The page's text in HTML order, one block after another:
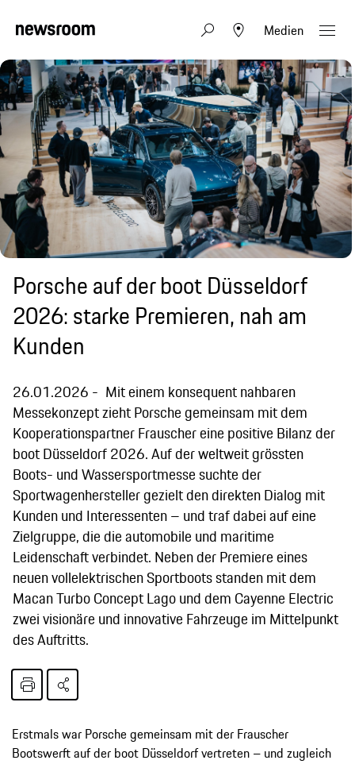
Medien
Porsche auf der boot Düsseldorf
2026: starke Premieren, nah am
Kunden
26.01.2026
Mit einem konsequent nahbaren
Messekonzept zieht Porsche gemeinsam mit dem
Kooperationspartner Frauscher eine positive Bilanz der
boot Düsseldorf 2026. Auf der weltweit grössten
Boots- und Wassersportmesse suchte der
Sportwagenhersteller gezielt den direkten Dialog mit
Kunden und Interessenten – und traf dabei auf eine
Zielgruppe, die die automobile und maritime
Leidenschaft verbindet. Neben der Premiere eines
neuen vollelektrischen Sportboots standen mit dem
Macan Turbo Concept Lago und dem Cayenne Electric
zwei visionäre und innovative Fahrzeuge im Mittelpunkt
des Auftritts.
Erstmals war Porsche gemeinsam mit der Frauscher
Bootswerft auf der boot Düsseldorf vertreten – und zugleich